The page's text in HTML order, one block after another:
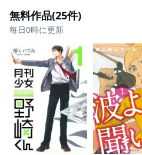
無料作品(25件)
毎日0時に更新